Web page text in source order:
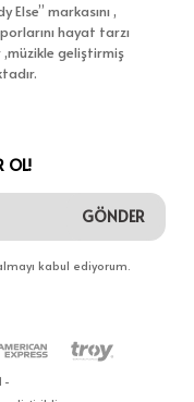
markasını ,
hayat tarzı
geliştirmiş
OL!
GÖNDER
kabul ediyorum.
-